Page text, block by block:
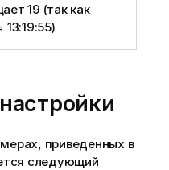
19 (так как
13:19:55)
приведенных в
следующий